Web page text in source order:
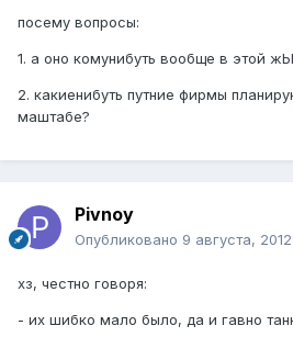
посему вопросы:
1. а оно комунибуть вообще в этой
2. какиенибуть путние фирмы
маштабе?
Pivnoy
Опубликовано 9 августа, 2012
хз, честно говоря:
- их шибко мало было, да и гавно